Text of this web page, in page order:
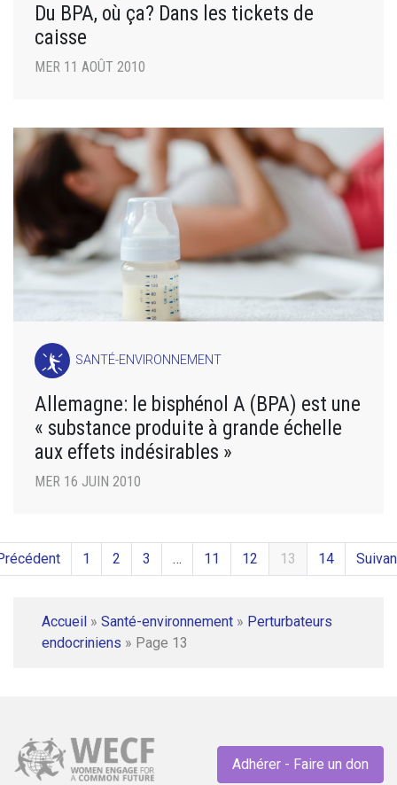
Du BPA, où ça? Dans les tickets de
caisse
MER 11 AOÛT 2010
SANTÉ-ENVIRONNEMENT
Allemagne: le bisphénol A (BPA) est une
« substance produite à grande échelle
aux effets indésirables »
MER 16 JUIN 2010
1 2 3 … 11 12 13 14
Accueil » Santé-environnement » Perturbateurs
endocriniens » Page 13
Adhérer - Faire un don